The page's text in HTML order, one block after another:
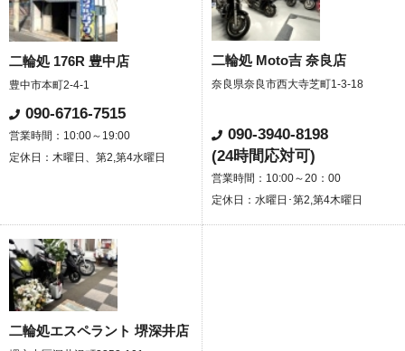
二輪処 176R 豊中店
豊中市本町2-4-1
090-6716-7515
営業時間：10:00～19:00
定休日：木曜日、第2,第4水曜日
二輪処 Moto吉 奈良店
奈良県奈良市西大寺芝町1-3-18
090-3940-8198
(24時間応対可)
営業時間：10:00～20：00
定休日：水曜日･第2,第4木曜日
二輪処エスペラント 堺深井店